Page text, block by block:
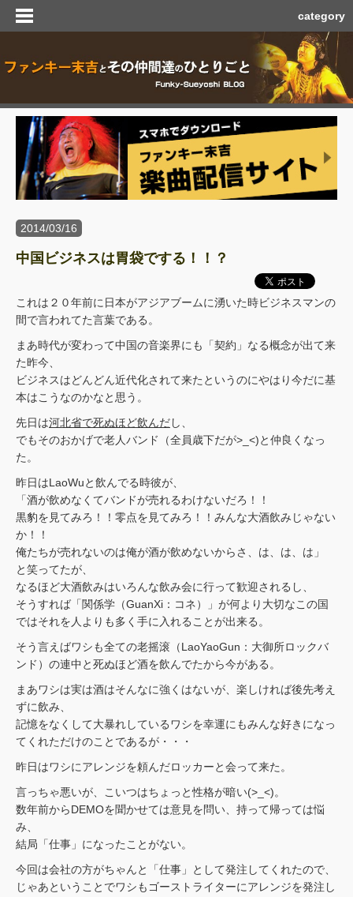
category
2014/03/16
中国ビジネスは胃袋でする！！？
これは２０年前に日本がアジアブームに湧いた時ビジネスマンの
間で言われてた言葉である。
まあ時代が変わって中国の音楽界にも「契約」なる概念が出て来
た昨今、
ビジネスはどんどん近代化されて来たというのにやはり今だに基
本はこうなのかなと思う。
先日は河北省で死ぬほど飲んだし、
でもそのおかげで老人バンド（全員歳下だが>_<)と仲良くなっ
た。
昨日はLaoWuと飲んでる時彼が、
「酒が飲めなくてバンドが売れるわけないだろ！！
黒豹を見てみろ！！零点を見てみろ！！みんな大酒飲みじゃない
か！！
俺たちが売れないのは俺が酒が飲めないからさ、は、は、は」
と笑ってたが、
なるほど大酒飲みはいろんな飲み会に行って歓迎されるし、
そうすれば「関係学（GuanXi：コネ）」が何より大切なこの国
ではそれを人よりも多く手に入れることが出来る。
そう言えばワシも全ての老摇滚（LaoYaoGun：大御所ロックバ
ンド）の連中と死ぬほど酒を飲んでたから今がある。
まあワシは実は酒はそんなに強くはないが、楽しければ後先考え
ずに飲み、
記憶をなくして大暴れしているワシを幸運にもみんな好きになっ
てくれただけのことであるが・・・
昨日はワシにアレンジを頼んだロッカーと会って来た。
言っちゃ悪いが、こいつはちょっと性格が暗い(>_<)。
数年前からDEMOを聞かせては意見を問い、持って帰っては悩
み、
結局「仕事」になったことがない。
今回は会社の方がちゃんと「仕事」として発注してくれたので、
じゃあということでワシもゴーストライターにアレンジを発注し